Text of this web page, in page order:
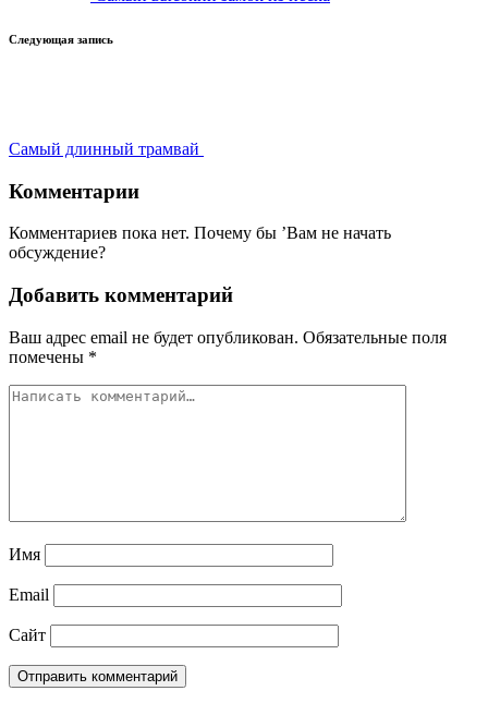
Следующая запись
Самый длинный трамвай
Комментарии
Комментариев пока нет. Почему бы ’Вам не начать
обсуждение?
Добавить комментарий
Ваш адрес email не будет опубликован. Обязательные поля
помечены *
Имя
Email
Сайт